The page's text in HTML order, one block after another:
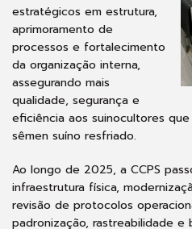
estratégicos em estrutura,
aprimoramento de
processos e fortalecimento
da organização interna,
assegurando mais
qualidade, segurança e
eficiência aos suinocultores
sêmen suíno resfriado.
Ao longo de 2025, a CCPS
infraestrutura física,
revisão de protocolos
padronização, rastreabilidade e